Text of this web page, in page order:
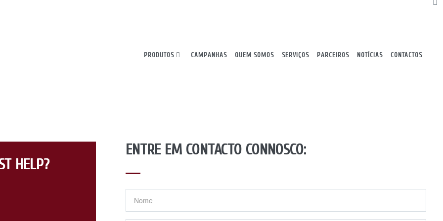
Ao continuar, declara aceitar todos os cookies.
PRODUTOS CAMPANHAS QUEM SOMOS SERVIÇOS PARCEIROS NOTÍCIAS CONTACTOS
HELP?
ENTRE EM CONTACTO CONNOSCO: